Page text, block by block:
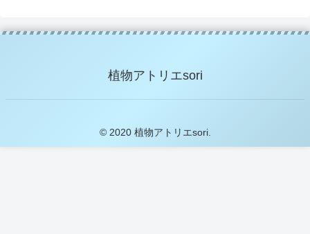
植物アトリエsori
© 2020 植物アトリエsori.